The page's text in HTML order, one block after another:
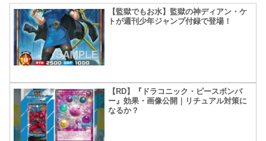
【監獄でもお水】監獄の神ディアン・ケ
トが週刊少年ジャンプ付録で登場！
【RD】『ドラコニック・ピースボンバ
ー』効果・画像公開｜リチュアル対策に
なるか？